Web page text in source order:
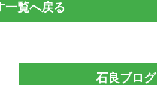
一覧へ戻る
石良ブログ